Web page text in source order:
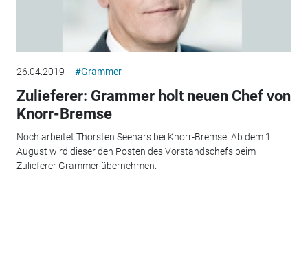
26.04.2019 #Grammer
Zulieferer: Grammer holt neuen Chef von
Knorr-Bremse
Noch arbeitet Thorsten Seehars bei Knorr-Bremse. Ab dem 1.
August wird dieser den Posten des Vorstandschefs beim
Zulieferer Grammer übernehmen.